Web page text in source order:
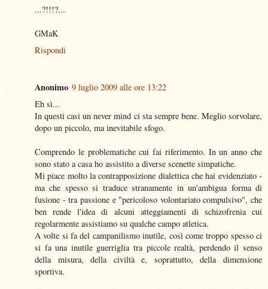
...?!!!?...
GMaK
Rispondi
Anonimo 9 luglio 2009 alle ore 13:22
Eh sì...
In questi casi un never mind ci sta sempre bene. Meglio sorvolare,
dopo un piccolo, ma inevitabile sfogo.
Comprendo le problematiche cui fai riferimento. In un anno che
sono stato a casa ho assistito a diverse scenette simpatiche.
Mi piace molto la contrapposizione dialettica che hai evidenziato -
ma che spesso si traduce stranamente in un'ambigua forma di
fusione - tra passione e "pericoloso volontariato compulsivo", che
ben rende l'idea di alcuni atteggiamenti di schizofrenia cui
regolarmente assistiamo su qualche campo atletica.
A volte si fa del campanilismo inutile, così come troppo spesso ci
si fa una inutile guerriglia tra piccole realtà, perdendo il senso
della misura, della civiltà e, soprattutto, della dimensione
sportiva.